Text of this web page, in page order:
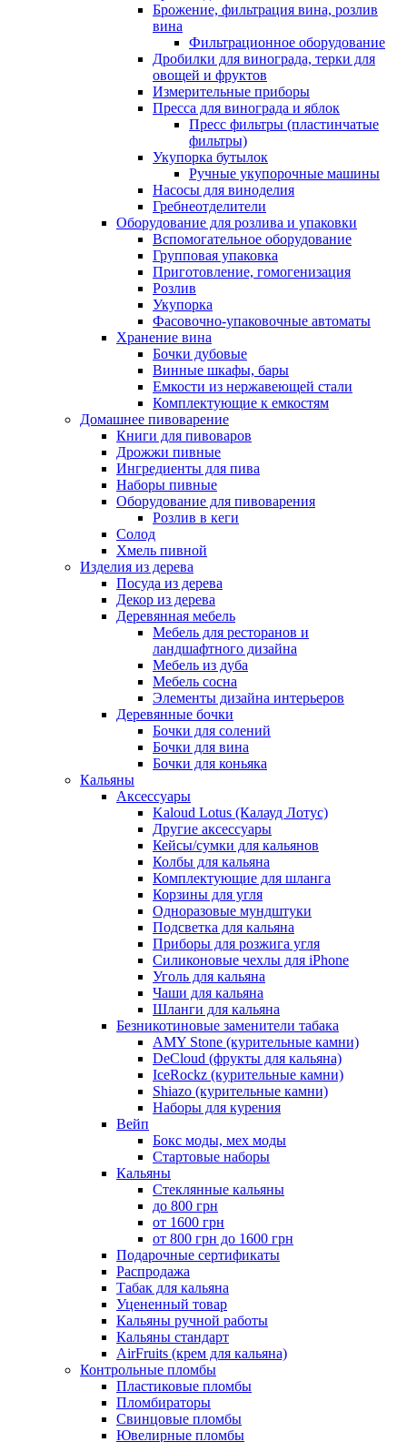
Брожение, фильтрация вина, розлив
вина
Фильтрационное оборудование
Дробилки для винограда, терки для
овощей и фруктов
Измерительные приборы
Пресса для винограда и яблок
Пресс фильтры (пластинчатые
фильтры)
Укупорка бутылок
Ручные укупорочные машины
Насосы для виноделия
Гребнеотделители
Оборудование для розлива и упаковки
Вспомогательное оборудование
Групповая упаковка
Приготовление, гомогенизация
Розлив
Укупорка
Фасовочно-упаковочные автоматы
Хранение вина
Бочки дубовые
Винные шкафы, бары
Емкости из нержавеющей стали
Комплектующие к емкостям
Домашнее пивоварение
Книги для пивоваров
Дрожжи пивные
Ингредиенты для пива
Наборы пивные
Оборудование для пивоварения
Розлив в кеги
Солод
Хмель пивной
Изделия из дерева
Посуда из дерева
Декор из дерева
Деревянная мебель
Мебель для ресторанов и
ландшафтного дизайна
Мебель из дуба
Мебель сосна
Элементы дизайна интерьеров
Деревянные бочки
Бочки для солений
Бочки для вина
Бочки для коньяка
Кальяны
Аксессуары
Kaloud Lotus (Калауд Лотус)
Другие аксессуары
Кейсы/сумки для кальянов
Колбы для кальяна
Комплектующие для шланга
Корзины для угля
Одноразовые мундштуки
Подсветка для кальяна
Приборы для розжига угля
Силиконовые чехлы для iPhone
Уголь для кальяна
Чаши для кальяна
Шланги для кальяна
Безникотиновые заменители табака
AMY Stone (курительные камни)
DeCloud (фрукты для кальяна)
IceRockz (курительные камни)
Shiazo (курительные камни)
Наборы для курения
Вейп
Бокс моды, мех моды
Стартовые наборы
Кальяны
Стеклянные кальяны
до 800 грн
от 1600 грн
от 800 грн до 1600 грн
Подарочные сертификаты
Распродажа
Табак для кальяна
Уцененный товар
Кальяны ручной работы
Кальяны стандарт
AirFruits (крем для кальяна)
Контрольные пломбы
Пластиковые пломбы
Пломбираторы
Свинцовые пломбы
Ювелирные пломбы